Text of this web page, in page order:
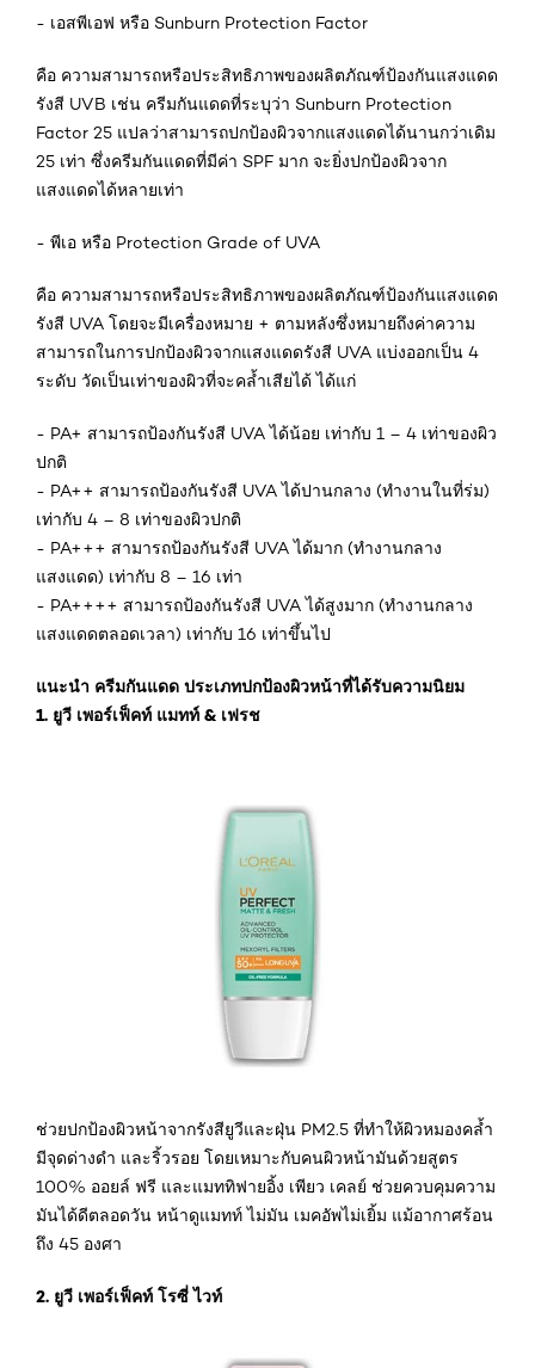
- เอสพีเอฟ หรือ Sunburn Protection Factor
คือ ความสามารถหรือประสิทธิภาพของผลิตภัณฑ์ป้องกันแสงแดด
รังสี UVB เช่น ครีมกันแดดที่ระบุว่า Sunburn Protection
Factor 25 แปลว่าสามารถปกป้องผิวจากแสงแดดได้นานกว่าเดิม
25 เท่า ซึ่งครีมกันแดดที่มีค่า SPF มาก จะยิ่งปกป้องผิวจาก
แสงแดดได้หลายเท่า
- พีเอ หรือ Protection Grade of UVA
คือ ความสามารถหรือประสิทธิภาพของผลิตภัณฑ์ป้องกันแสงแดด
รังสี UVA โดยจะมีเครื่องหมาย + ตามหลังซึ่งหมายถึงค่าความ
สามารถในการปกป้องผิวจากแสงแดดรังสี UVA แบ่งออกเป็น 4
ระดับ วัดเป็นเท่าของผิวที่จะคล้ำเสียได้ ได้แก่
- PA+ สามารถป้องกันรังสี UVA ได้น้อย เท่ากับ 1 – 4 เท่าของผิว
ปกติ
- PA++ สามารถป้องกันรังสี UVA ได้ปานกลาง (ทำงานในที่ร่ม)
เท่ากับ 4 – 8 เท่าของผิวปกติ
- PA+++ สามารถป้องกันรังสี UVA ได้มาก (ทำงานกลาง
แสงแดด) เท่ากับ 8 – 16 เท่า
- PA++++ สามารถป้องกันรังสี UVA ได้สูงมาก (ทำงานกลาง
แสงแดดตลอดเวลา) เท่ากับ 16 เท่าขึ้นไป
แนะนำ ครีมกันแดด ประเภทปกป้องผิวหน้าที่ได้รับความนิยม
1. ยูวี เพอร์เฟ็คท์ แมทท์ & เฟรช
ช่วยปกป้องผิวหน้าจากรังสียูวีและฝุ่น PM2.5 ที่ทำให้ผิวหมองคล้ำ
มีจุดด่างดำ และริ้วรอย โดยเหมาะกับคนผิวหน้ามันด้วยสูตร
100% ออยล์ ฟรี และแมททิฟายอิ้ง เพียว เคลย์ ช่วยควบคุมความ
มันได้ดีตลอดวัน หน้าดูแมทท์ ไม่มัน เมคอัพไม่เยิ้ม แม้อากาศร้อน
ถึง 45 องศา
2. ยูวี เพอร์เฟ็คท์ โรซี่ ไวท์